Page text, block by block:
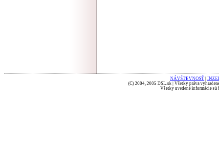
NÁVŠTEVNOSŤ
(C) 2004, 2005 DSL.sk | Všetky práva
Všetky uvedené informácie sú